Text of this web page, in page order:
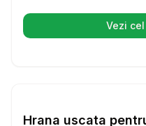
Vezi
Hrana uscata